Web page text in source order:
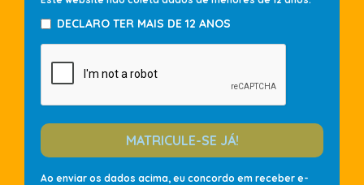
DECLARO TER MAIS DE 12 ANOS
MATRICULE-SE JÁ!
Ao enviar os dados acima, eu concordo em receber e-